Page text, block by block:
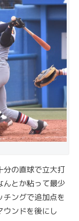
分の直球で立大打
んとか粘って最少
ングで追加点を
ウンドを後にし